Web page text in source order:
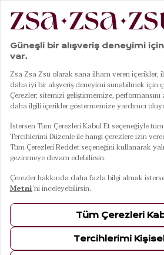
Anasayfa|Mobilya|Sandalye|Sumatra Yeşil Sandalye
Sumatra Yeşil Sandalye
10 Ağustos Pazartesi Kargoda
Renkler YEŞİL
Ölçüler